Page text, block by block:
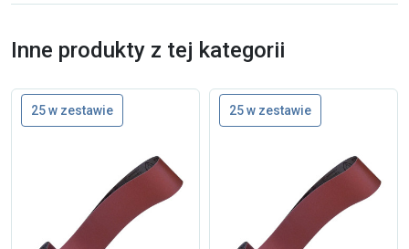
Inne produkty z tej kategorii
25 w zestawie 25 w zestawie